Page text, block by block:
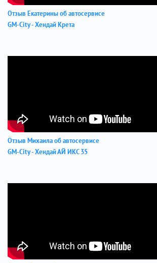
Отзыв Екатерины об автосервисе
GM-City - Хендай Крета
Отзыв Михаила об автосервисе
GM-City - Хендай АЙ ИКС 35